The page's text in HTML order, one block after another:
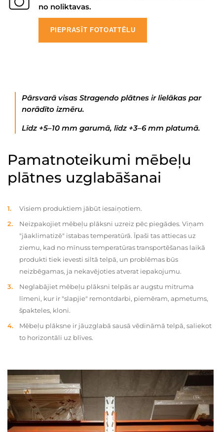
no noliktavas.
PIEPRASĪT FOTOATTĒLU
Pārsvarā visas Stragendo plātnes ir lielākas par
norādīto izmēru.
Līdz +5–10 mm garumā, līdz +3–6 mm platumā.
Pamatnoteikumi mēbeļu
plātnes uzglabāšanai
Visiem produktiem jābūt iesaiņotiem.
Neizpakojiet mēbeļu plāksni uzreiz pēc piegādes. Viņam
"jāaklimatizē" istabas temperatūrā. Īpaši tas attiecas uz
ziemu, kad no mīnuss temperatūras transportēšanas laikā
produkti tiek ievesti siltā telpā, un problēmas būs
neizbēgamas, ja nekavējoties atverat iepakojumu.
Neglabājiet mēbeļu plāksni telpās ar augstu mitruma
līmeni, kur ir "slapjie" remontdarbi, piemēram, apmetums,
špakteles, kloni.
Mēbeļu plāksne ir jāuzglabā sausā vēdināmā telpā, saliekot
to horizontāli uz blīves.